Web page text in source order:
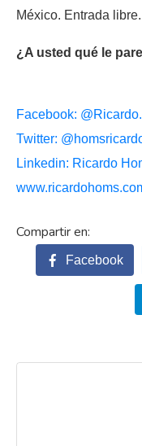
México. Entrada libre.
¿A usted qué le
Facebook:
Twitter:
Linkedin: Ricardo
Facebook